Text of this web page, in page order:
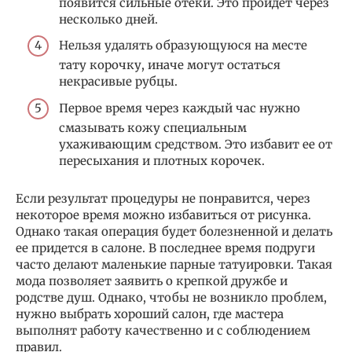
несколько дней.
Нельзя удалять образующуюся на месте
тату корочку, иначе могут остаться
некрасивые рубцы.
Первое время через каждый час нужно
смазывать кожу специальным
ухаживающим средством. Это избавит ее от
пересыхания и плотных корочек.
Если результат процедуры не понравится, через
некоторое время можно избавиться от рисунка.
Однако такая операция будет болезненной и делать
ее придется в салоне. В последнее время подруги
часто делают маленькие парные татуировки. Такая
мода позволяет заявить о крепкой дружбе и
родстве душ. Однако, чтобы не возникло проблем,
нужно выбрать хороший салон, где мастера
выполнят работу качественно и с соблюдением
правил.